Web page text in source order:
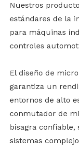
Nuestros
estándares de la
para máquinas
controles
El diseño de
garantiza un
entornos de alto
conmutador de
bisagra confiable,
sistemas